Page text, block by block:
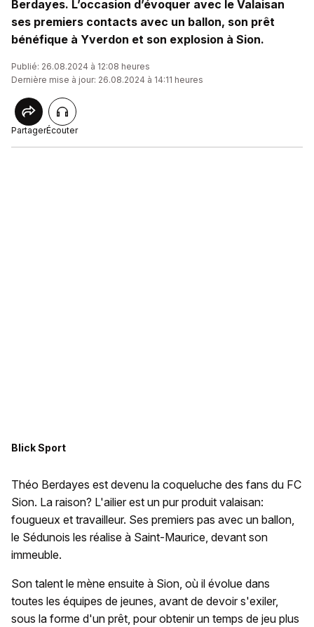
Berdayes. L’occasion d’évoquer avec le Valaisan
ses premiers contacts avec un ballon, son prêt
bénéfique à Yverdon et son explosion à Sion.
Publié: 26.08.2024 à 12:08 heures
Dernière mise à jour: 26.08.2024 à 14:11 heures
PartagerÉcouter
Blick Sport
Théo Berdayes est devenu la coqueluche des fans du FC
Sion. La raison? L'ailier est un pur produit valaisan:
fougueux et travailleur. Ses premiers pas avec un ballon,
le Sédunois les réalise à Saint-Maurice, devant son
immeuble.
Son talent le mène ensuite à Sion, où il évolue dans
toutes les équipes de jeunes, avant de devoir s'exiler,
sous la forme d'un prêt, pour obtenir un temps de jeu plus